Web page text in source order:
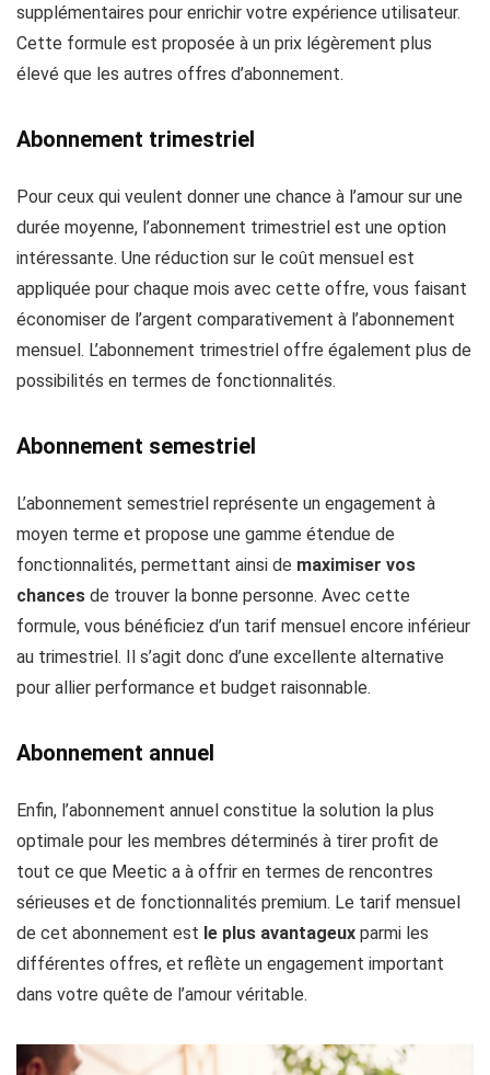
supplémentaires pour enrichir votre expérience utilisateur.
Cette formule est proposée à un prix légèrement plus
élevé que les autres offres d’abonnement.
Abonnement trimestriel
Pour ceux qui veulent donner une chance à l’amour sur une
durée moyenne, l’abonnement trimestriel est une option
intéressante. Une réduction sur le coût mensuel est
appliquée pour chaque mois avec cette offre, vous faisant
économiser de l’argent comparativement à l’abonnement
mensuel. L’abonnement trimestriel offre également plus de
possibilités en termes de fonctionnalités.
Abonnement semestriel
L’abonnement semestriel représente un engagement à
moyen terme et propose une gamme étendue de
fonctionnalités, permettant ainsi de maximiser vos
chances de trouver la bonne personne. Avec cette
formule, vous bénéficiez d’un tarif mensuel encore inférieur
au trimestriel. Il s’agit donc d’une excellente alternative
pour allier performance et budget raisonnable.
Abonnement annuel
Enfin, l’abonnement annuel constitue la solution la plus
optimale pour les membres déterminés à tirer profit de
tout ce que Meetic a à offrir en termes de rencontres
sérieuses et de fonctionnalités premium. Le tarif mensuel
de cet abonnement est le plus avantageux parmi les
différentes offres, et reflète un engagement important
dans votre quête de l’amour véritable.